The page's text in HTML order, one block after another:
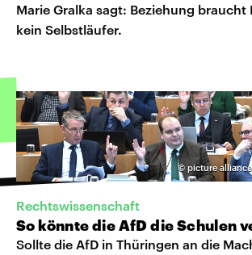
Marie Gralka sagt: Beziehung braucht
kein Selbstläufer.
© picture
Rechtswissenschaft
So könnte die AfD die Schulen
Sollte die AfD in Thüringen an die